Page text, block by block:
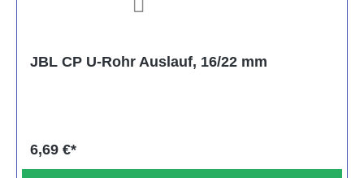
JBL CP U-Rohr Auslauf, 16/22 mm
6,69 €*